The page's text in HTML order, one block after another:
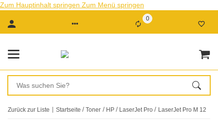
Zum Hauptinhalt springen Zum Menü springen
0
Zurück zur Liste Startseite Toner HP LaserJet Pro LaserJet Pro M 12